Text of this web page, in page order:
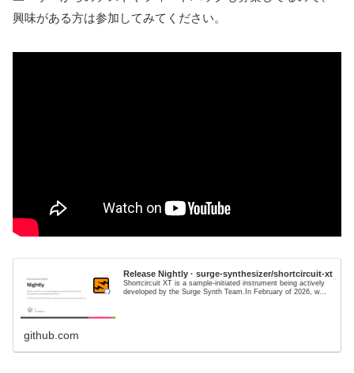
興味がある方は参加してみてください。
Release Nightly · surge-synthesizer/shortcircuit-xt
Shortcircuit XT is a sample-initiated instrument being actively
developed by the Surge Synth Team.In February of 2026, w...
github.com